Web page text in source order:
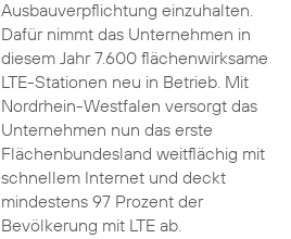
Ausbauverpflichtung einzuhalten.
Dafür nimmt das Unternehmen in
diesem Jahr 7.600 flächenwirksame
LTE-Stationen neu in Betrieb. Mit
Nordrhein-Westfalen versorgt das
Unternehmen nun das erste
Flächenbundesland weitflächig mit
schnellem Internet und deckt
mindestens 97 Prozent der
Bevölkerung mit LTE ab.